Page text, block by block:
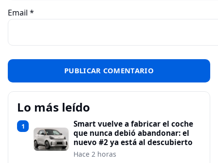
Email *
Lo más leído
1
Smart vuelve a fabricar el coche
que nunca debió abandonar: el
nuevo #2 ya está al descubierto
Hace 2 horas